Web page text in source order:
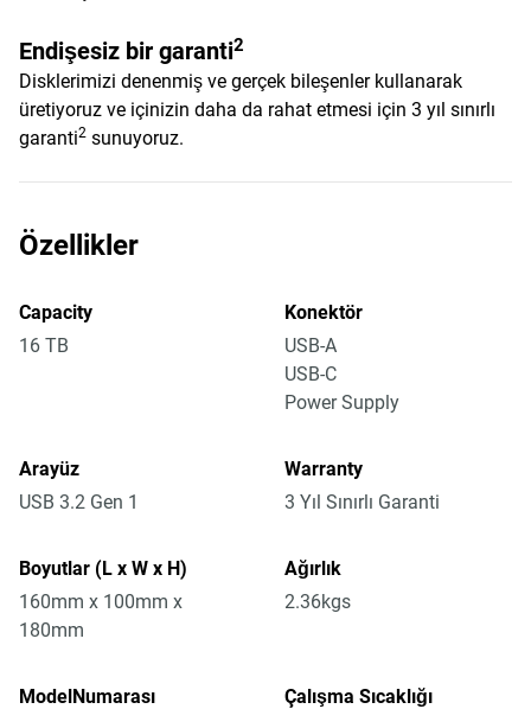
Endişesiz bir garanti2
Disklerimizi denenmiş ve gerçek bileşenler kullanarak
üretiyoruz ve içinizin daha da rahat etmesi için 3 yıl sınırlı
garanti2 sunuyoruz.
Özellikler
Capacity
16 TB
Konektör
USB-A
USB-C
Power Supply
Arayüz
USB 3.2 Gen 1
Warranty
3 Yıl Sınırlı Garanti
Boyutlar (L x W x H)
160mm x 100mm x
180mm
Ağırlık
2.36kgs
ModelNumarası
Çalışma Sıcaklığı